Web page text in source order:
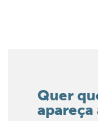
Quer
apareça